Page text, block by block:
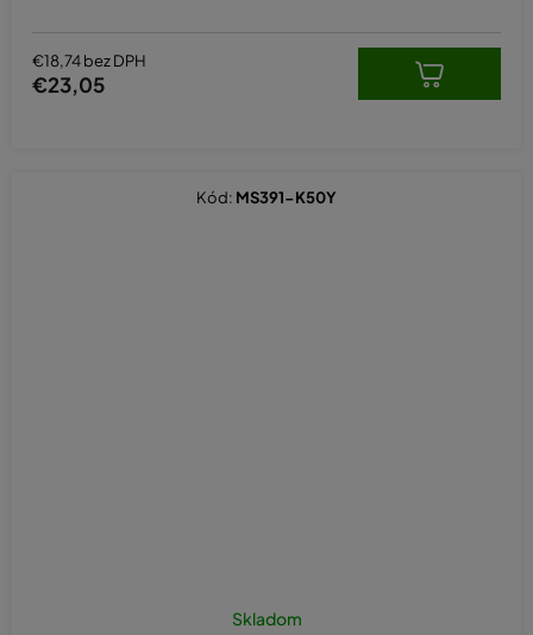
€18,74 bez DPH
€23,05
Skladom
Kód: MS391-K50Y